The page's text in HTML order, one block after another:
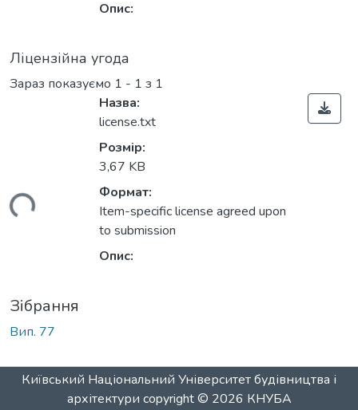
Опис:
Ліцензійна угода
Зараз показуємо 1 - 1 з 1
Назва:
license.txt
Розмір:
3,67 KB
Формат:
Item-specific license agreed upon
to submission
Опис:
Зібрання
Вип. 77
Київський Національний Університет будівництва і
архітектури copyright © 2026 КНУБА